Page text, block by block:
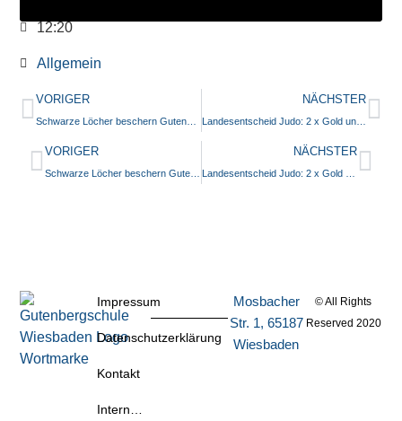
12:20
Allgemein
VORIGER NÄCHSTER
Landesentscheid Judo: 2 x Gold und 1 x Bronze für die GBS = 1 x Berlin!
VORIGER NÄCHSTER
Impressum
Datenschutzerklärung
Kontakt
Intern…
Mosbacher
Str. 1, 65187
Wiesbaden
© All Rights
Reserved 2020